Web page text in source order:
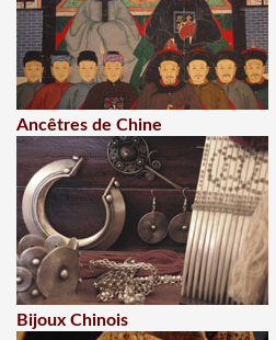
Ancêtres de Chine
Bijoux Chinois